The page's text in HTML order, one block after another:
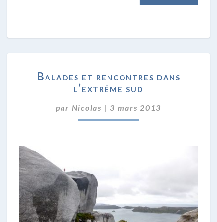
ET
RENCONTRES
L’EXTRÊME
SUD
Balades et rencontres dans
l’extrême sud
par Nicolas | 3 mars 2013